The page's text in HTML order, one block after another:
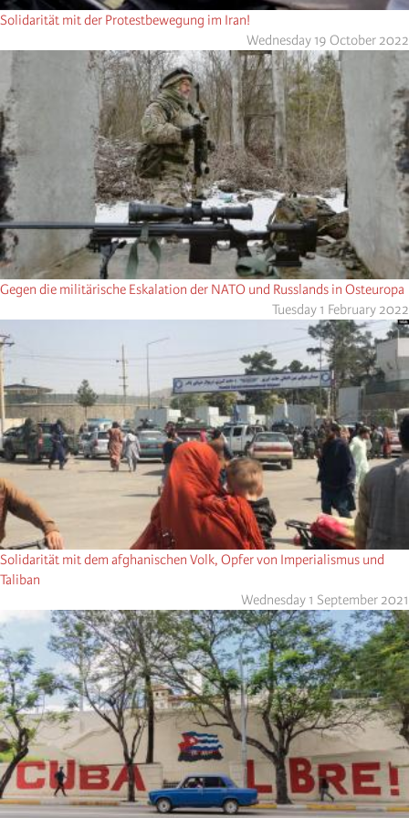
Solidarität mit der Protestbewegung im Iran!
Wednesday 19 October 2022
Gegen die militärische Eskalation der NATO und Russlands in Osteuropa
Tuesday 1 February 2022
Solidarität mit dem afghanischen Volk, Opfer von Imperialismus und
Taliban
Wednesday 1 September 2021